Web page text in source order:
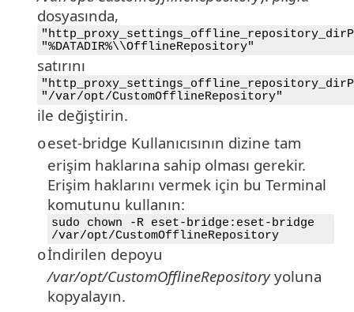
dosyasında,
"%DATADIR%\\OfflineRepository"
satırını
"/var/opt/CustomOfflineRepository"
ile değiştirin.
oeset-bridge Kullanıcısının dizine tam
erişim haklarına sahip olması gerekir.
Erişim haklarını vermek için bu Terminal
komutunu kullanın:
sudo chown -R eset-bridge:eset-bridge
/var/opt/CustomOfflineRepository
oİndirilen depoyu
/var/opt/CustomOfflineRepositoryyoluna
kopyalayın.